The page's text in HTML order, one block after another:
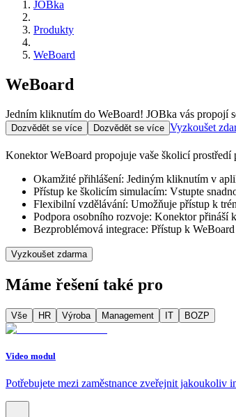
JOBka
Produkty
WeBoard
WeBoard
Jedním kliknutím do WeBoard! JOBka vás propojí
Dozvědět se více Dozvědět se více Vyzkoušet
Konektor WeBoard propojuje vaše školicí
Okamžité přihlášení: Jediným kliknutím v
Přístup ke školicím simulacím: Vstupte
Flexibilní vzdělávání: Umožňuje přístup k
Podpora osobního rozvoje: Konektor přináší
Bezproblémová integrace: Přístup k
Vyzkoušet zdarma
Máme řešení také pro
Vše HR Výroba Management IT BOZP
Video modul
Potřebujete mezi zaměstnance zveřejnit jakoukoliv